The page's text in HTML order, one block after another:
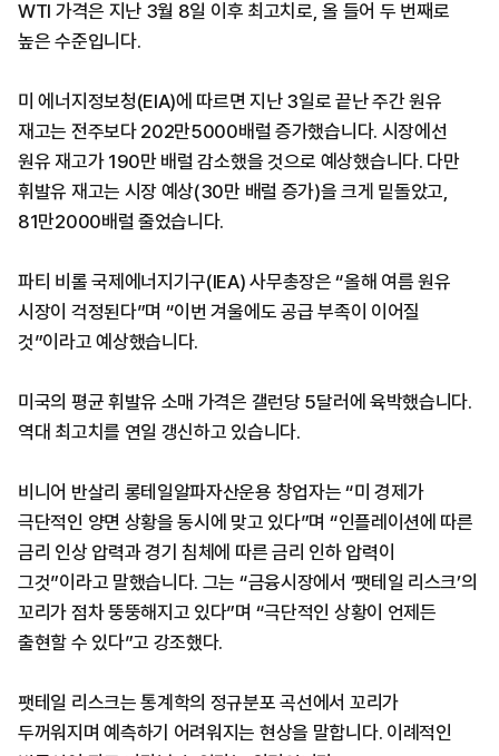
WTI 가격은 지난 3월 8일 이후 최고치로, 올 들어 두 번째로
높은 수준입니다.
미 에너지정보청(EIA)에 따르면 지난 3일로 끝난 주간 원유
재고는 전주보다 202만5000배럴 증가했습니다. 시장에선
원유 재고가 190만 배럴 감소했을 것으로 예상했습니다. 다만
휘발유 재고는 시장 예상(30만 배럴 증가)을 크게 밑돌았고,
81만2000배럴 줄었습니다.
파티 비롤 국제에너지기구(IEA) 사무총장은 “올해 여름 원유
시장이 걱정된다”며 “이번 겨울에도 공급 부족이 이어질
것”이라고 예상했습니다.
미국의 평균 휘발유 소매 가격은 갤런당 5달러에 육박했습니다.
역대 최고치를 연일 갱신하고 있습니다.
비니어 반살리 롱테일알파자산운용 창업자는 “미 경제가
극단적인 양면 상황을 동시에 맞고 있다”며 “인플레이션에 따른
금리 인상 압력과 경기 침체에 따른 금리 인하 압력이
그것”이라고 말했습니다. 그는 “금융시장에서 ‘팻테일 리스크’의
꼬리가 점차 뚱뚱해지고 있다”며 “극단적인 상황이 언제든
출현할 수 있다”고 강조했다.
팻테일 리스크는 통계학의 정규분포 곡선에서 꼬리가
두꺼워지며 예측하기 어려워지는 현상을 말합니다. 이례적인